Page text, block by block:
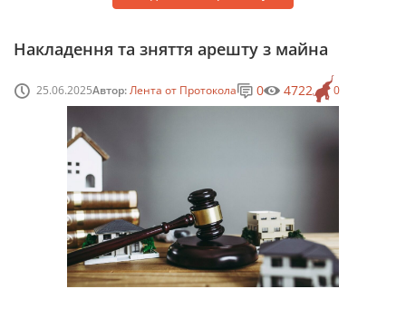
Накладення та зняття арешту з майна
25.06.2025Автор:Лента от Протокола 0
0 4722